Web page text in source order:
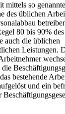
mittels so
des üblichen
80 bis 90%
auch die üblichen
Leistungen.
bestehende
und ein